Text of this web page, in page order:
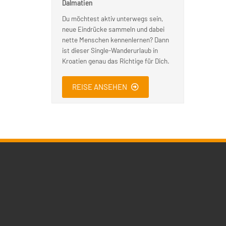
Dalmatien
Du möchtest aktiv unterwegs sein,
neue Eindrücke sammeln und dabei
nette Menschen kennenlernen? Dann
ist dieser Single-Wanderurlaub in
Kroatien genau das Richtige für Dich.
REISE ANSEHEN